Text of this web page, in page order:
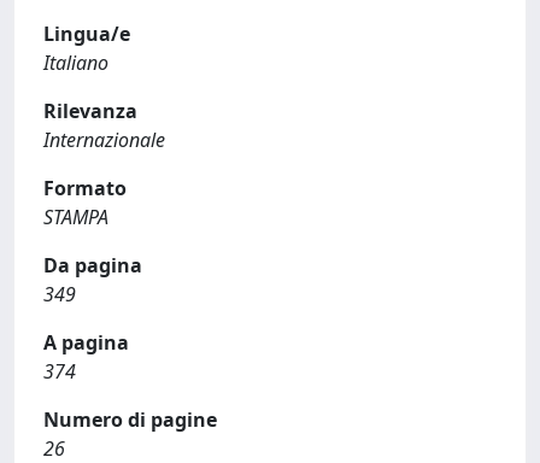
Lingua/e
Italiano
Rilevanza
Internazionale
Formato
STAMPA
Da pagina
349
A pagina
374
Numero di pagine
26